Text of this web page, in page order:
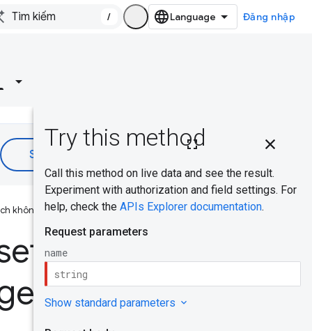
/ Đăng nhập
Yêu cầu
HTTP
yêu cầu
không cho bạn không?